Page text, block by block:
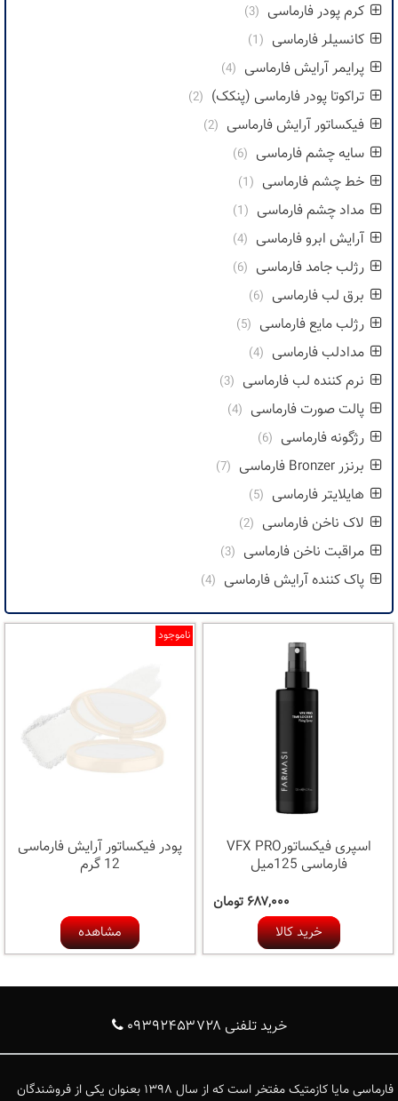
کرم پودر فارماسی (3)
کانسیلر فارماسی (1)
پرایمر آرایش فارماسی (4)
تراکوتا پودر فارماسی (پنکک) (2)
فیکساتور آرایش فارماسی (2)
سایه چشم فارماسی (6)
خط چشم فارماسی (1)
مداد چشم فارماسی (1)
آرایش ابرو فارماسی (4)
رژلب جامد فارماسی (6)
برق لب فارماسی (6)
رژلب مایع فارماسی (5)
مدادلب فارماسی (4)
نرم کننده لب فارماسی (3)
پالت صورت فارماسی (4)
رژگونه فارماسی (6)
برنزر Bronzer فارماسی (7)
هایلایتر فارماسی (5)
لاک ناخن فارماسی (2)
مراقبت ناخن فارماسی (3)
پاک کننده آرایش فارماسی (4)
اسپری فیکساتورVFX PRO
فارماسی 125میل
۶۸۷,۰۰۰ تومان
خرید کالا
ناموجود
پودر فیکساتور آرایش فارماسی
12 گرم
مشاهده
خرید تلفنی ۰۹۳۹۲۴۵۳۷۲۸
فارماسی مایا کازمتیک مفتخر است که از سال ۱۳۹۸ بعنوان یکی از فروشندگان